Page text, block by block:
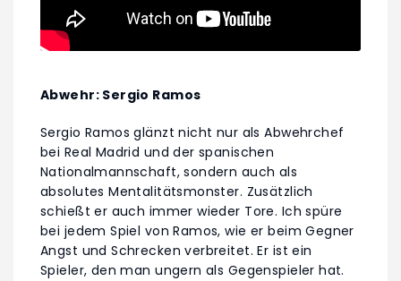
Abwehr: Sergio Ramos
Sergio Ramos glänzt nicht nur als Abwehrchef
bei Real Madrid und der spanischen
Nationalmannschaft, sondern auch als
absolutes Mentalitätsmonster. Zusätzlich
schießt er auch immer wieder Tore. Ich spüre
bei jedem Spiel von Ramos, wie er beim Gegner
Angst und Schrecken verbreitet. Er ist ein
Spieler, den man ungern als Gegenspieler hat.